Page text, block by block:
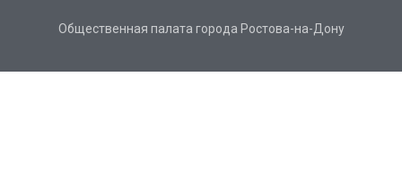
Общественная палата города Ростова-на-Дону